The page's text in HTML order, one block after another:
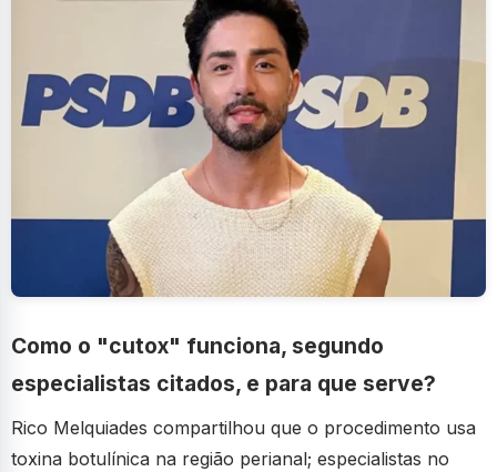
Como o "cutox" funciona, segundo
especialistas citados, e para que serve?
Rico Melquiades compartilhou que o procedimento usa
toxina botulínica na região perianal; especialistas no